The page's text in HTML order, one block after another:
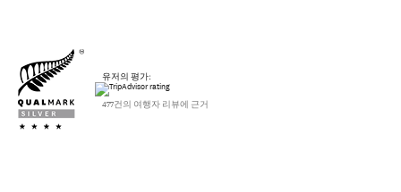
유저의 평가:
477건의 여행자 리뷰에 근거